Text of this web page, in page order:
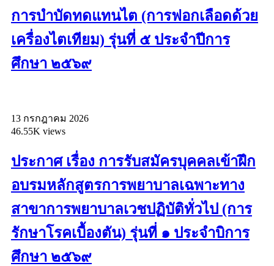
การบำบัดทดแทนไต (การฟอกเลือดด้วย
เครื่องไตเทียม) รุ่นที่ ๕ ประจำปีการ
ศึกษา ๒๕๖๙
13 กรกฎาคม 2026
46.55K views
ประกาศ เรื่อง การรับสมัครบุคคลเข้าฝึก
อบรมหลักสูตรการพยาบาลเฉพาะทาง
สาขาการพยาบาลเวชปฏิบัติทั่วไป (การ
รักษาโรคเบื้องตัน) รุ่นที่ ๑ ประจำบิการ
ศึกษา ๒๕๖๙